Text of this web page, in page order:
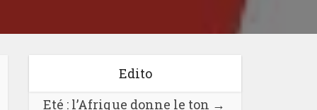
Edito
Eté : l’Afrique donne le ton →